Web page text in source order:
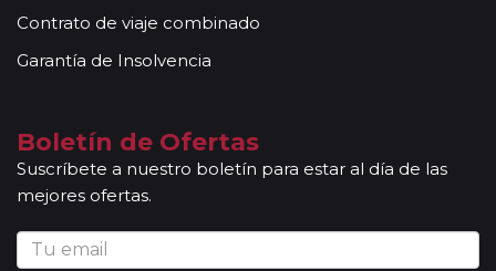
Contrato de viaje combinado
Garantía de Insolvencia
Boletín de Ofertas
Suscríbete a nuestro boletín para estar al día de las
mejores ofertas.